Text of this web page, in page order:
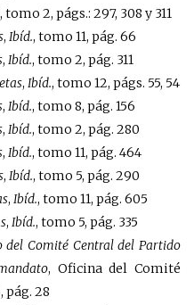
2, págs.: 297, 308 y 311
, Ibíd., tomo 11, pág. 66
, Ibíd., tomo 2, pág. 311
, Ibíd., tomo 12, págs. 55, 54
, Ibíd., tomo 8, pág. 156
, Ibíd., tomo 2, pág. 280
, Ibíd., tomo 11, pág. 464
, Ibíd., tomo 5, pág. 290
, Ibíd., tomo 11, pág. 605
, Ibíd., tomo 5, pág. 335
del Comité Central del Partido
, Oficina del Comité
pág. 28